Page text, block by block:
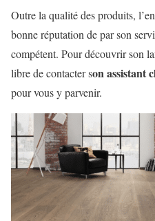
Outre la qualité des produits,
bonne réputation de par son
compétent. Pour découvrir son
libre de contacter son assistant
pour vous y parvenir.